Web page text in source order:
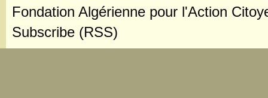
Fondation Algérienne pour l'Action
Subscribe (RSS)